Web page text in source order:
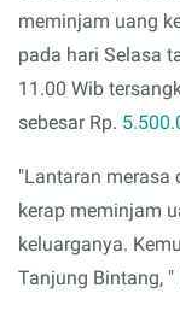
meminjam uang
pada hari Selasa
11.00 Wib
sebesar Rp.
"Lantaran merasa
kerap meminjam
keluarganya.
Tanjung Bintang, "